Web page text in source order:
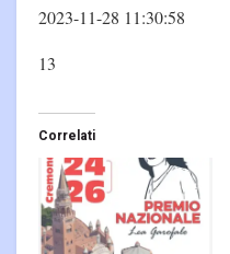
2023-11-28 11:30:58
13
Correlati